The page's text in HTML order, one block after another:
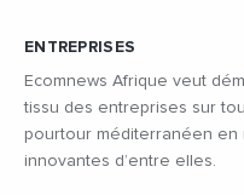
ENTREPRISES
Ecomnews Afrique veut
tissu des entreprises sur
pourtour méditerranéen en
innovantes d’entre elles.